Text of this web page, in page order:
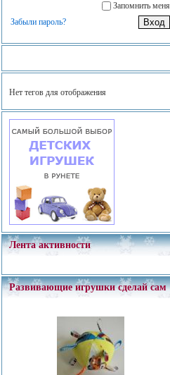
Запомнить меня
Забыли пароль?
Нет тегов для отображения
Лента активности
Развивающие игрушки сделай сам